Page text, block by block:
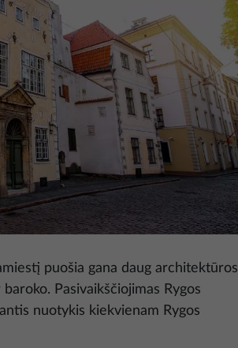
puošia gana daug architektūros
Pasivaikščiojimas Rygos
nuotykis kiekvienam Rygos